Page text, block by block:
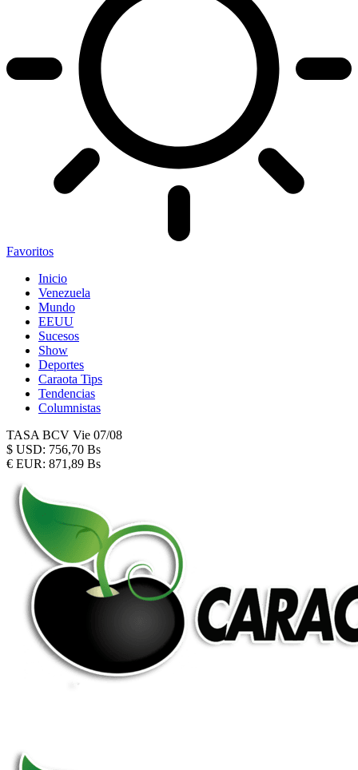
Favoritos
Inicio
Venezuela
Mundo
EEUU
Sucesos
Show
Deportes
Caraota Tips
Tendencias
Columnistas
TASA BCV Vie 07/08
$ USD: 756,70 Bs
€ EUR: 871,89 Bs